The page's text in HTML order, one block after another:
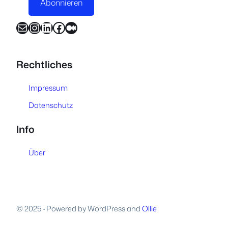
Abonnieren
E-Mail InstagramLinkedIn Facebook Medium
Rechtliches
Impressum
Datenschutz
Info
Über
© 2025·Powered by WordPress andOllie